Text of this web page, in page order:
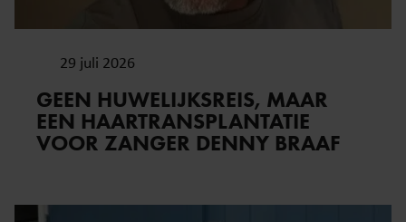
29 juli 2026
GEEN HUWELIJKSREIS, MAAR
EEN HAARTRANSPLANTATIE
VOOR ZANGER DENNY BRAAF